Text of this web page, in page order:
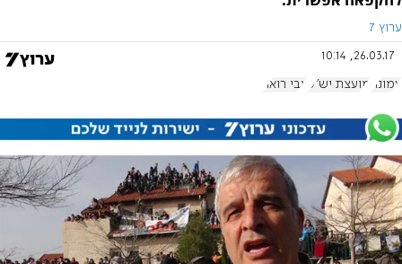
ערוץ 7
26.03.17, 10:14
עמונה מועצת יש"ע אבי רואה